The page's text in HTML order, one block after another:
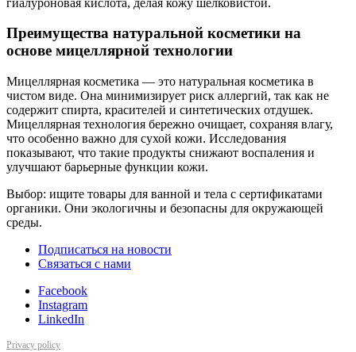
Преимущества натуральной косметики на
основе мицеллярной технологии
Мицеллярная косметика — это натуральная косметика в
чистом виде. Она минимизирует риск аллергий, так как не
содержит спирта, красителей и синтетических отдушек.
Мицеллярная технология бережно очищает, сохраняя влагу,
что особенно важно для сухой кожи. Исследования
показывают, что такие продукты снижают воспаления и
улучшают барьерные функции кожи.
Выбор: ищите товары для ванной и тела с сертификатами
органики. Они экологичны и безопасны для окружающей
среды.
Подписаться на новости
Cвязаться с нами
Facebook
Instagram
LinkedIn
Privacy policy